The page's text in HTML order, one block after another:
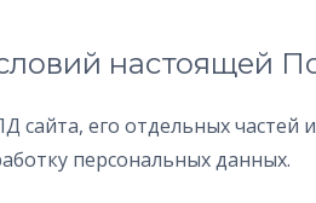
настоящей
сайта, его отдельных частей
персональных данных.